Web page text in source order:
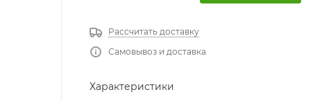
Рассчитать доставку
Самовывоз и доставка
Характеристики